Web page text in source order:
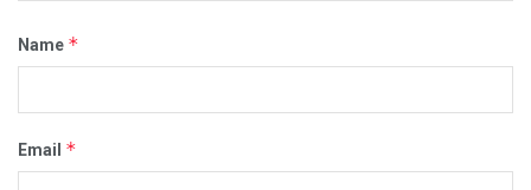
Name *
Email *